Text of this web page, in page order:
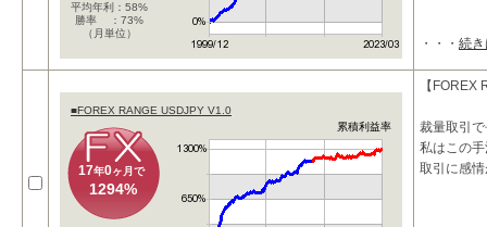
平均年利：58%
勝率 ：73%
（月単位）
・・・ 続
■FOREX RANGE USDJPY V1.0
累積利益率
17年0ヶ月で
1294%
【FOREX
裁量取引
私はこの
取引に感